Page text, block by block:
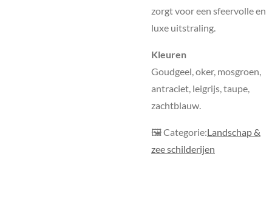
zorgt voor een sfeervolle en
luxe uitstraling.
Kleuren
Goudgeel, oker, mosgroen,
antraciet, leigrijs, taupe,
zachtblauw.
🖼 Categorie:Landschap &
zee schilderijen